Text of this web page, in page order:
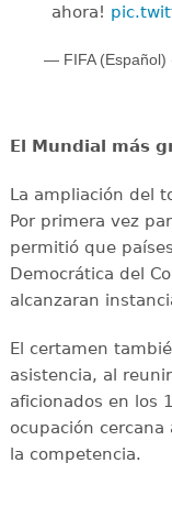
ahora!
— FIFA (Español)
El Mundial más
La ampliación del
Por primera vez
permitió que
Democrática del
alcanzaran
El certamen
asistencia, al
aficionados en los
ocupación
la competencia.